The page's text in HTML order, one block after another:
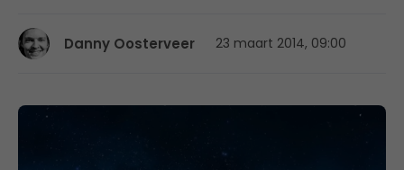
Danny Oosterveer 23 maart 2014, 09:00